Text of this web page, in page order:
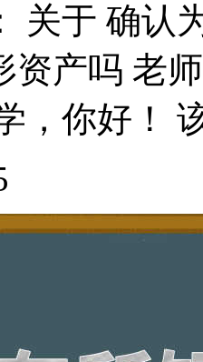
关于 确认
资产吗 老
，你好！